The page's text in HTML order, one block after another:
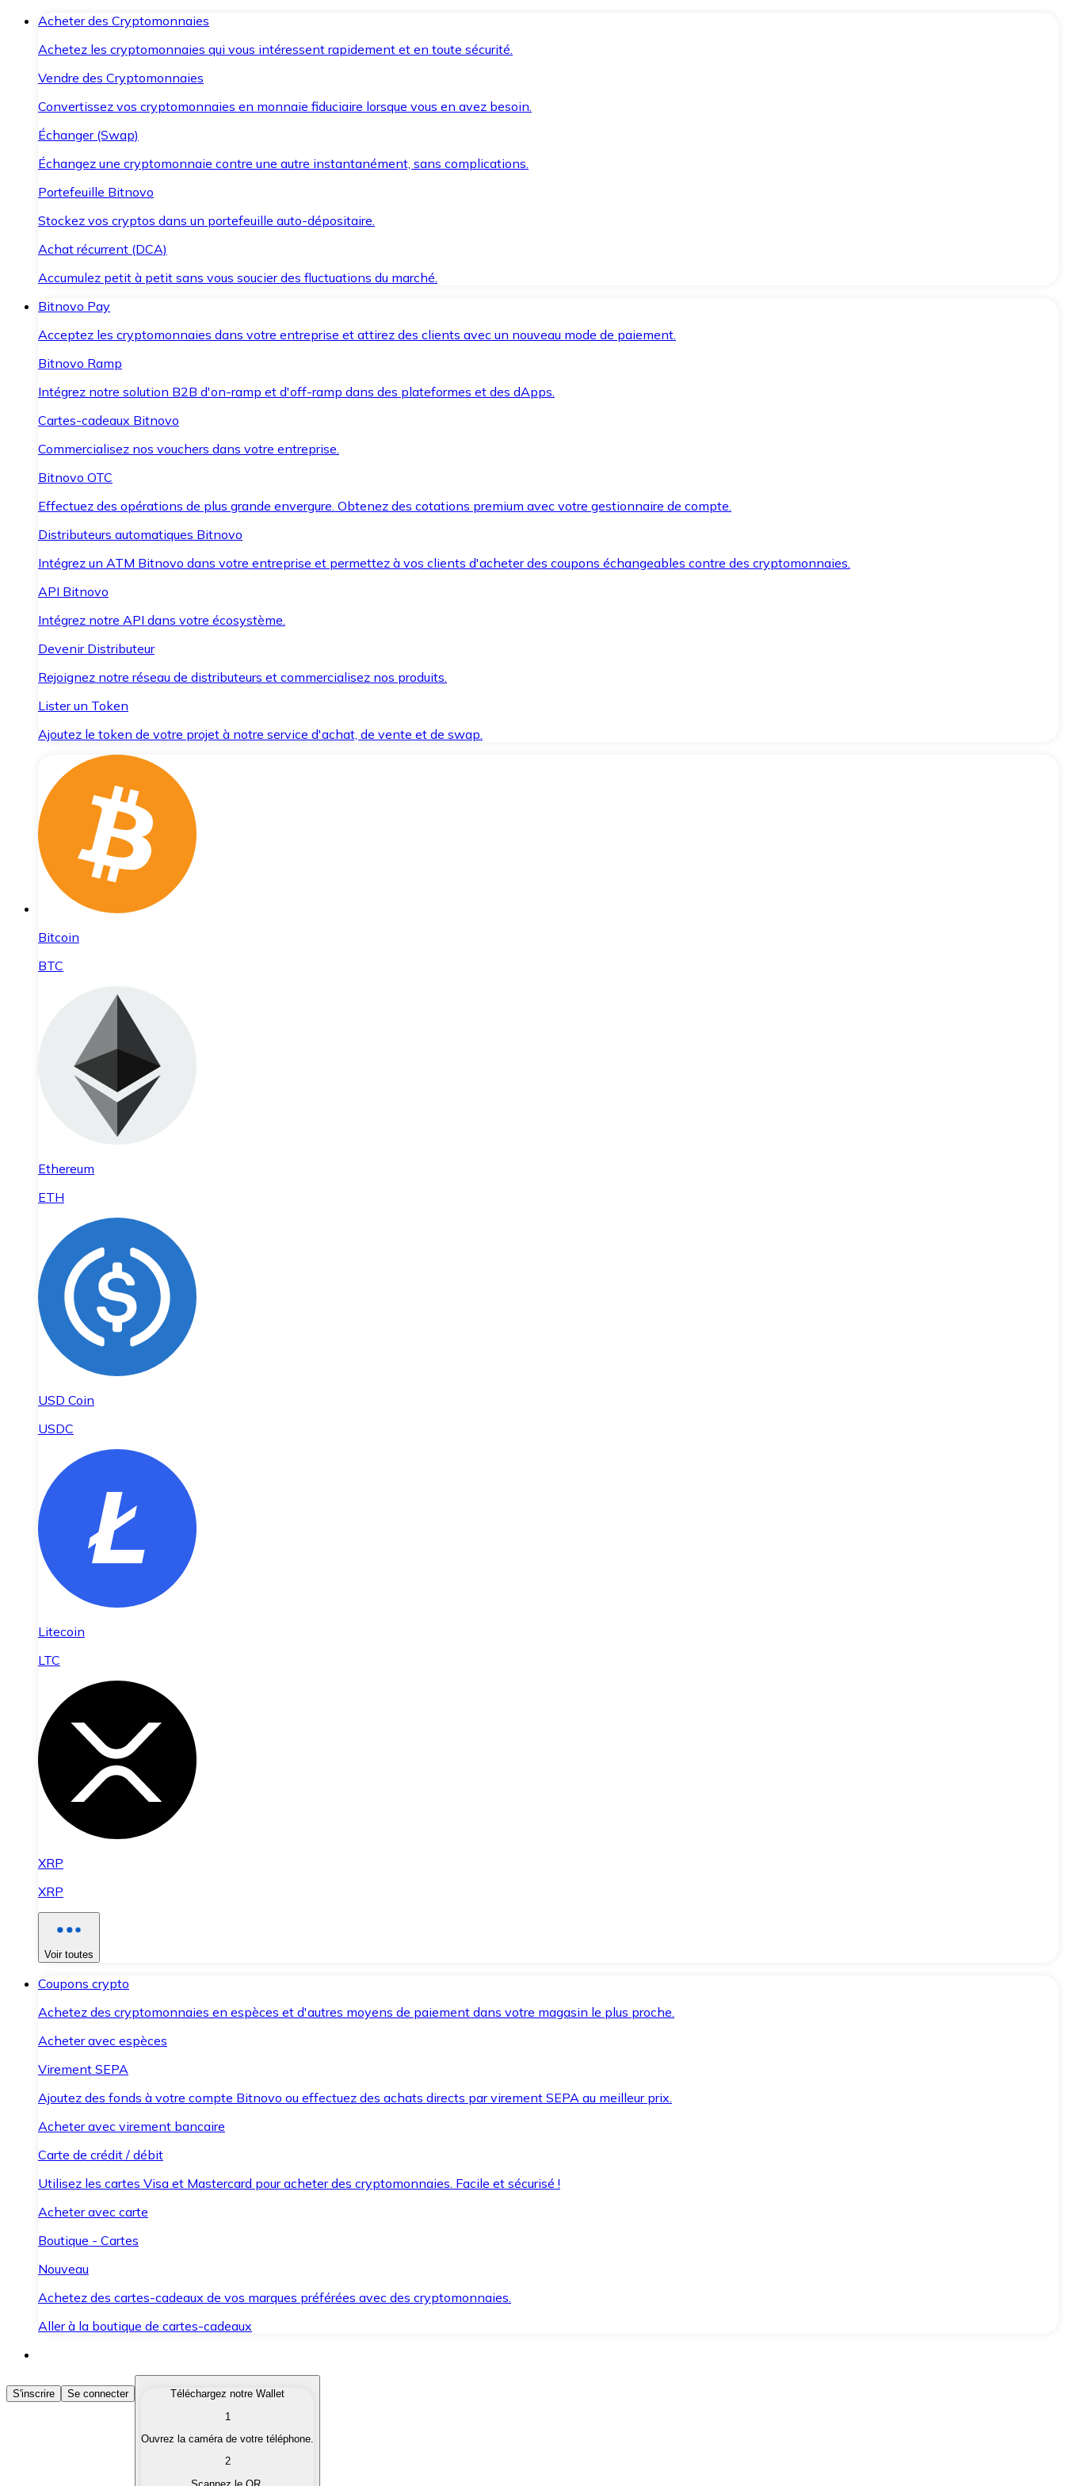
Acheter des Cryptomonnaies
Achetez les cryptomonnaies qui vous intéressent rapidement et en toute sécurité.
Vendre des Cryptomonnaies
Convertissez vos cryptomonnaies en monnaie fiduciaire lorsque vous en avez besoin.
Échanger (Swap)
Échangez une cryptomonnaie contre une autre instantanément, sans complications.
Portefeuille Bitnovo
Stockez vos cryptos dans un portefeuille auto-dépositaire.
Achat récurrent (DCA)
Accumulez petit à petit sans vous soucier des fluctuations du marché.
Bitnovo Pay
Acceptez les cryptomonnaies dans votre entreprise et attirez des clients avec un nouveau mode de paiement.
Bitnovo Ramp
Intégrez notre solution B2B d'on-ramp et d'off-ramp dans des plateformes et des dApps.
Cartes-cadeaux Bitnovo
Commercialisez nos vouchers dans votre entreprise.
Bitnovo OTC
Effectuez des opérations de plus grande envergure. Obtenez des cotations premium avec votre gestionnaire de compte.
Distributeurs automatiques Bitnovo
Intégrez un ATM Bitnovo dans votre entreprise et permettez à vos clients d'acheter des coupons échangeables contre des cryptomonnaies.
API Bitnovo
Intégrez notre API dans votre écosystème.
Devenir Distributeur
Rejoignez notre réseau de distributeurs et commercialisez nos produits.
Lister un Token
Ajoutez le token de votre projet à notre service d'achat, de vente et de swap.
Bitcoin
BTC
Ethereum
ETH
USD Coin
USDC
Litecoin
LTC
XRP
XRP
Voir toutes
Coupons crypto
Achetez des cryptomonnaies en espèces et d'autres moyens de paiement dans votre magasin le plus proche.
Acheter avec espèces
Virement SEPA
Ajoutez des fonds à votre compte Bitnovo ou effectuez des achats directs par virement SEPA au meilleur prix.
Acheter avec virement bancaire
Carte de crédit / débit
Utilisez les cartes Visa et Mastercard pour acheter des cryptomonnaies. Facile et sécurisé !
Acheter avec carte
Boutique - Cartes
Nouveau
Achetez des cartes-cadeaux de vos marques préférées avec des cryptomonnaies.
Aller à la boutique de cartes-cadeaux
Acheter des Cryptomonnaies
Achetez les cryptomonnaies qui vous intéressent rapidement et en toute sécurité.
Convertissez vos cryptomonnaies en monnaie fiduciaire lorsque vous en avez besoin.
S'inscrire Se connecter
Téléchargez notre Wallet
1
Ouvrez la caméra de votre téléphone.
2